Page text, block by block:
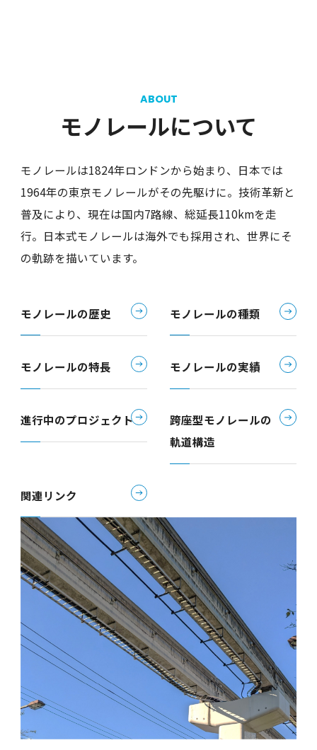
ABOUT
モノレールについて
モノレールは1824年ロンドンから始まり、日本では
1964年の東京モノレールがその先駆けに。技術革新と
普及により、現在は国内7路線、総延長110kmを走
行。日本式モノレールは海外でも採用され、世界にそ
の軌跡を描いています。
モノレールの歴史 モノレールの種類
モノレールの特長 モノレールの実績
進行中のプロジェクト
跨座型モノレールの
軌道構造
関連リンク